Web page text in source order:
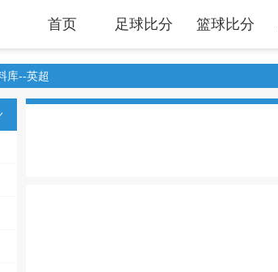
首页 足球比分 篮球比分
库--英超